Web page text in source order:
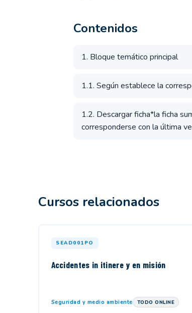
Contenidos
1. Bloque temático principal
1.1. Según establece la
1.2. Descargar ficha*la ficha
corresponderse con la última
Cursos relacionados
SEAD001PO
Accidentes in itinere y en misión
Seguridad y medio ambiente TODO ONLINE